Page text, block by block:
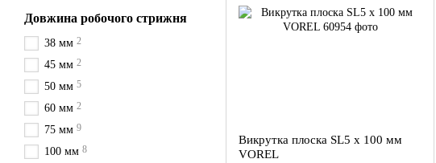
Викрутка плоска SL5 x 100 мм
VOREL
Довжина робочого стрижня
38 мм 2
45 мм 2
50 мм 5
60 мм 2
75 мм 9
100 мм 8